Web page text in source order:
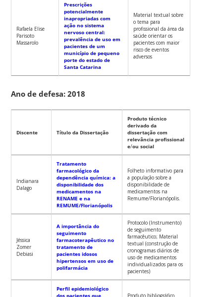
Rafaela Elise
Parisoto
Massarolo
Prescrições
potencialmente
inapropriadas com
ação no sistema
nervoso central:
prevalência de uso em
pacientes de um
município de pequeno
porte do estado de
Santa Catarina
Material textual sobre
o tema para
profissional da área da
saúde orientar os
pacientes com maior
risco de eventos
adversos
Ano de defesa: 2018
Discente Título da Dissertação
Produto técnico
derivado da
dissertação com
relevância profissional
e/ou social
Indianara
Dalago
Tratamento
farmacológico da
dependência química: a
disponibilidade dos
medicamentos na
RENAME e na
REMUME/Florianópolis
Folheto informativo para
a população sobre a
disponibilidade de
medicamentos na
Remume/Florianópolis.
Jéssica
Zomer
Debiasi
A importância do
seguimento
farmacoterapêutico no
tratamento de
pacientes idosos
hipertensos em uso de
polifarmácia
Protocolo (Instrumento)
de seguimento
farmacêutico; Material
textual (construção de
cronogramas diários de
uso de medicamentos
individualizados para os
pacientes)
Perfil epidemiológico
dos pacientes que
Produto bibliográfico